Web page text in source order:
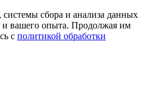
сбора и анализа данных
и вашего опыта. Продолжая им
с политикой обработки